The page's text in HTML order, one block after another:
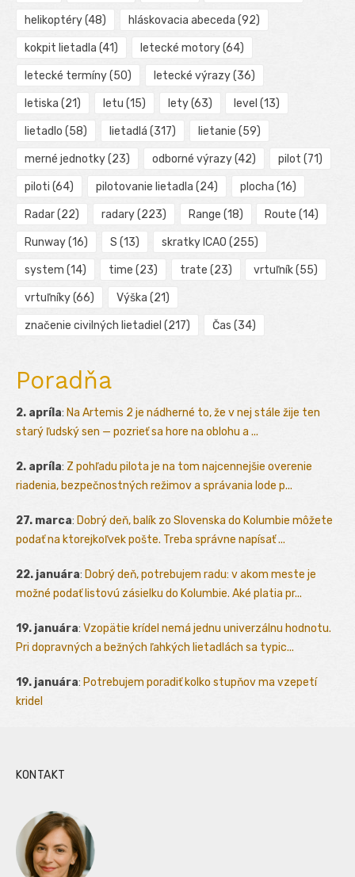
helikoptéry(48) hláskovacia abeceda (92)
kokpit lietadla (41) letecké motory(64)
letecké termíny(50) letecké výrazy(36)
letiska (21) letu (15) lety(63) level (13)
lietadlo (58) lietadlá (317) lietanie (59)
merné jednotky(23) odborné výrazy(42) pilot (71)
piloti (64) pilotovanie lietadla (24) plocha (16)
Radar(22) radary(223) Range (18) Route (14)
Runway(16) S (13) skratky ICAO (255)
system (14) time (23) trate (23) vrtuľník(55)
vrtuľníky(66) Výška (21)
značenie civilných lietadiel (217) Čas (34)
Poradňa
2. apríla: Na Artemis 2 je nádherné to, že v nej stále žije ten
starý ľudský sen — pozrieť sa hore na oblohu a ...
2. apríla: Z pohľadu pilota je na tom najcennejšie overenie
riadenia, bezpečnostných režimov a správania lode p...
27. marca: Dobrý deň, balík zo Slovenska do Kolumbie môžete
podať na ktorejkoľvek pošte. Treba správne napísať ...
22. januára: Dobrý deň, potrebujem radu: v akom meste je
možné podať listovú zásielku do Kolumbie. Aké platia pr...
19. januára: Vzopätie krídel nemá jednu univerzálnu hodnotu.
Pri dopravných a bežných ľahkých lietadlách sa typic...
19. januára: Potrebujem poradiť kolko stupňov ma vzepetí
kridel
KONTAKT